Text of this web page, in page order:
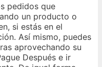
pedidos que
un producto o
si estás en el
Así mismo, puedes
aprovechando su
Después e ir